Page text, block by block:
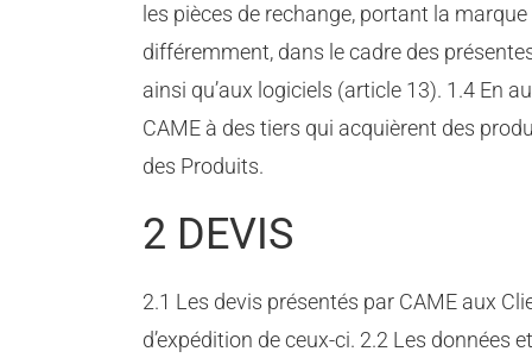
les pièces de rechange, portant la
différemment, dans le cadre des
ainsi qu’aux logiciels (article 13). 1.4 En
CAME à des tiers qui acquièrent des
des Produits.
2 DEVIS
2.1 Les devis présentés par CAME aux
d’expédition de ceux-ci. 2.2 Les